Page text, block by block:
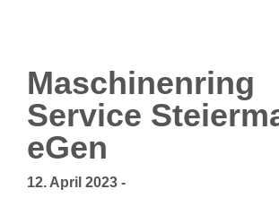
Maschinenring
Service
eGen
12. April 2023 -